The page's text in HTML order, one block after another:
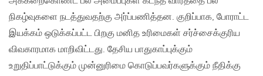
நிகழ்வுகளை நடத்துவதற்கு அர்ப்பணித்தன. குறிப்பாக, போராட்ட
இயக்கம் ஒடுக்கப்பட்ட பிறகு மனித உரிமைகள் சர்ச்சைக்குரிய
விவகாரமாக மாறிவிட்டது. தேசிய பாதுகாப்புக்கும்
உறுதிப்பாட்டுக்கும் முன்னுரிமை கொடுப்பவர்களுக்கும் நீதிக்கு